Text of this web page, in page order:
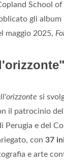
School
gli album
maggio 2025,
si
il patrocinio
Perugia e del
con 37
e arte